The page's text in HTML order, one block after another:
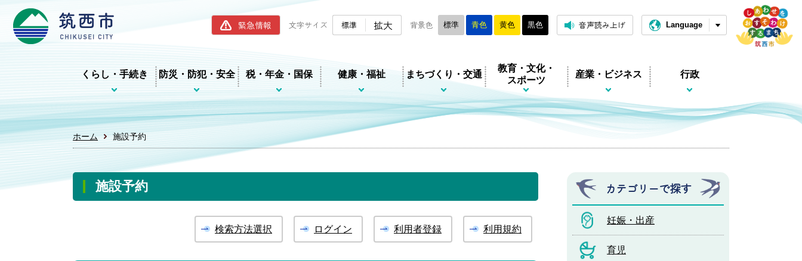
筑西市ホームページ
緊急情報 文字サイズ 標準 拡大 背景色 標準 青色 黄色 黒色 音声読み上げ Language
くらし・手続き 防災・防犯・安全 税・年金・国保 健康・福祉 まちづくり・交通
教育・文化・
スポーツ
産業・ビジネス 行政
ホーム 施設予約
施設予約
検索方法選択 ログイン 利用者登録 利用規約
カテゴリーで探す
妊娠・出産
育児